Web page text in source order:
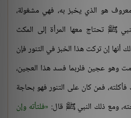
معروف هو الذي يخبز به، فهي مشغولة،
ﷺ تحتاج معها المرأة إلى المكث
أنها إن تركت هذا الخبز في التنور فإن
وهو عجين فلربما فسد هذا العجين،
فمن كان على التنور فهو بحاجة
ومع ذلك النبي ﷺ قال: فلتأته وإن